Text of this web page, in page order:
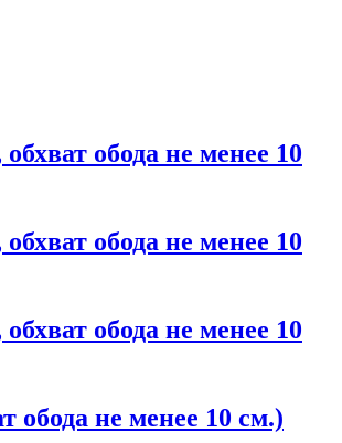
обода не менее 10
обода не менее 10
обода не менее 10
обода не менее 10 см.)